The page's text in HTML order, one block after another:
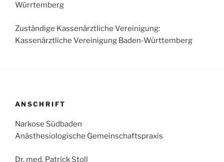
Würrtemberg
Zuständige Kassenärztliche Vereinigung:
Kassenärztliche Vereinigung Baden-Württemberg
ANSCHRIFT
Narkose Südbaden
Anästhesiologische Gemeinschaftspraxis
Dr. med. Patrick Stoll